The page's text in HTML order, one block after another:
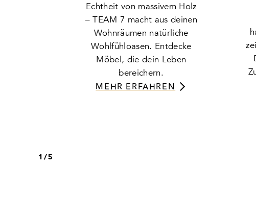
Echtheit von massivem Holz
– TEAM 7 macht aus deinen
Wohnräumen natürliche
Wohlfühloasen. Entdecke
Möbel, die dein Leben
bereichern.
MEHR ERFAHREN
1/5